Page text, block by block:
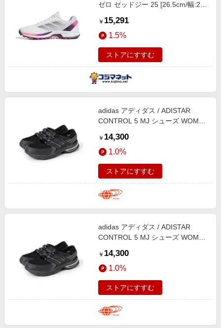
金融・マネー・保険
デジタルコンテンツ
Samsung ボーナスキャンペーン
週末の高還元 夏の長期版
ゼロ ゼッドジー 25 [26.5cm/幅:2E]
ドピンク NLC98_25FW
￥ 15,291
1.5%
ストアにすすむ
adidas アディダス / ADISTAR
CONTROL 5 MJ シューズ WOMEN
￥ 14,300
1.0%
ストアにすすむ
adidas アディダス / ADISTAR
CONTROL 5 MJ シューズ WOMEN
￥ 14,300
1.0%
ストアにすすむ